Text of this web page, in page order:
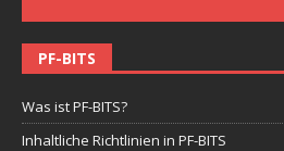
PF-BITS
Was ist PF-BITS?
Inhaltliche Richtlinien in PF-BITS